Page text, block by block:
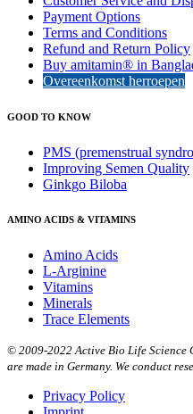
Payment Options
Terms and Conditions
Refund and Return Policy
Buy amitamin® in
Overeenkomst herroepen
GOOD TO KNOW
PMS (premenstrual
Improving Semen Quality
Ginkgo Biloba
AMINO ACIDS & VITAMINS
Amino Acids
L-Arginine
Vitamins
Minerals
Trace Elements
© 2009-2022 Active Bio Life Science
are made in Germany. We conduct
Privacy Policy